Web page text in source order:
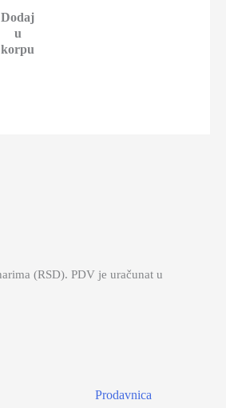
Dodaj
u
korpu
(RSD). PDV je uračunat u
Prodavnica